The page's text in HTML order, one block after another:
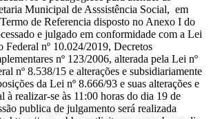
Municipal de Asssistência Social, em
de Referencia disposto no Anexo I do
e julgado em conformidade com a Lei
Federal nº 10.024/2019, Decretos
nº 123/2006, alterada pela Lei nº
nº 8.538/15 e alterações e subsidiariamente
da Lei nº 8.666/93 e suas alterações e
à realizar-se às 11:00 horas do dia 19 de
publica de julgamento será realizada